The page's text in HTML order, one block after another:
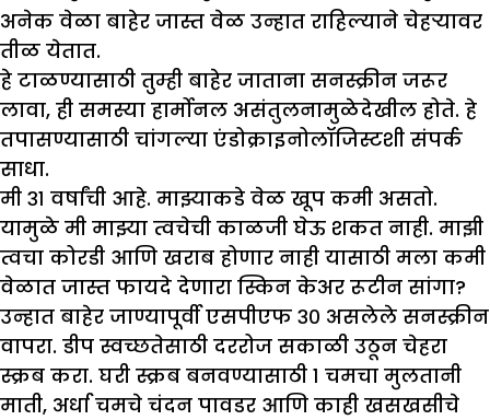
अनेक वेळा बाहेर जास्त वेळ उन्हात राहिल्याने चेहऱ्यावर
तीळ येतात.
हे टाळण्यासाठी तुम्ही बाहेर जाताना सनस्क्रीन जरूर
लावा, ही समस्या हार्मोनल असंतुलनामुळेदेखील होते. हे
तपासण्यासाठी चांगल्या एंडोक्राइनोलॉजिस्टशी संपर्क
साधा.
मी ३१ वर्षांची आहे. माझ्याकडे वेळ खूप कमी असतो.
यामुळे मी माझ् या त्वचेची काळजी घेऊ शकत नाही. माझी
त्वचा कोरडी आणि खराब होणार नाही यासाठी मला कमी
वेळात जास्त फायदे देणारा स्किन केअर रूटीन सांगा?
उन्हात बाहेर जाण्यापूर्वी एसपीएफ ३० असलेले सनस्क्रीन
वापरा. डीप स्वच्छतेसाठी दररोज सकाळी उठून चेहरा
स्क्रब करा. घरी स्क्रब बनवण्यासाठी १ चमचा मुलतानी
माती, अर्धा चमचे चंदन पावडर आणि काही खसखसीचे